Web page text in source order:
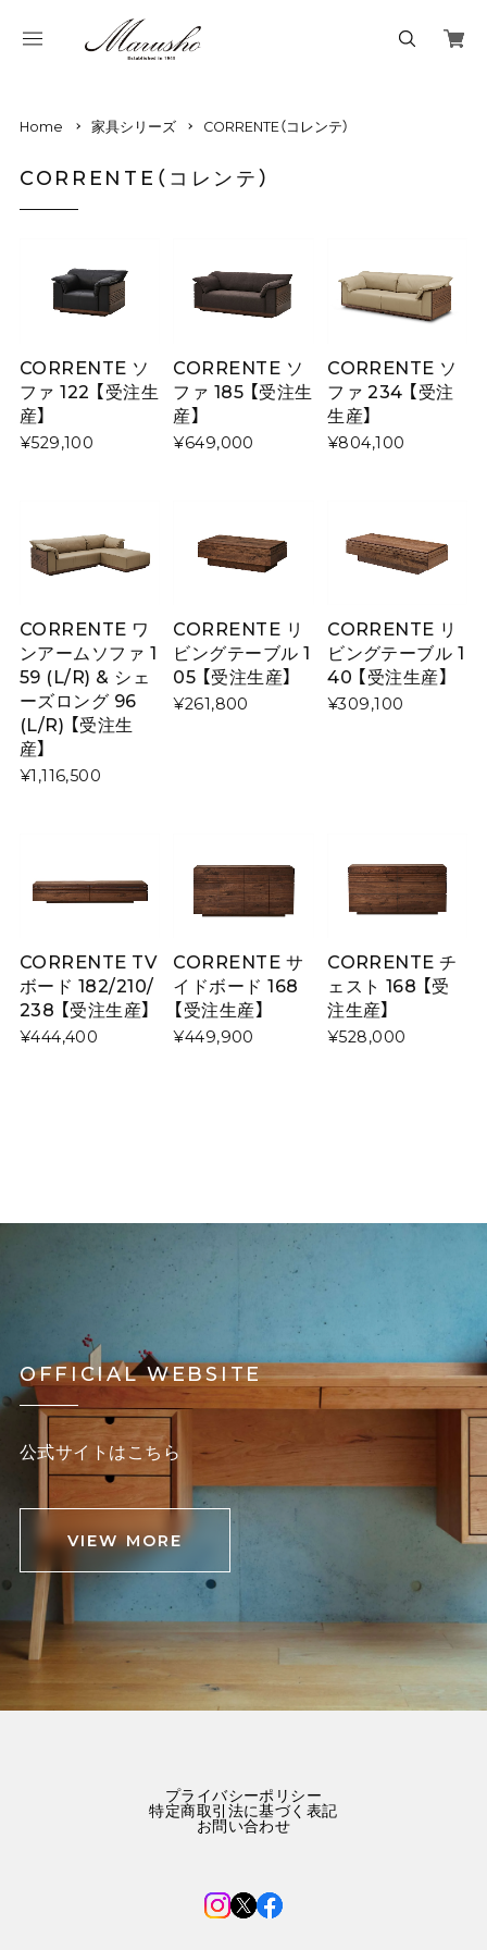
Home 家具シリーズ CORRENTE（コレンテ）
CORRENTE（コレンテ）
CORRENTE ソ
ファ 122 【受注生
産】
¥529,100
CORRENTE ソ
ファ 185 【受注生
産】
¥649,000
CORRENTE ソ
ファ 234 【受注
生産】
¥804,100
CORRENTE ワ
ンアームソファ 1
59 (L/R) & シェ
ーズロング 96
(L/R) 【受注生
産】
¥1,116,500
CORRENTE リ
ビングテーブル 1
05 【受注生産】
¥261,800
CORRENTE リ
ビングテーブル 1
40 【受注生産】
¥309,100
CORRENTE TV
ボード 182/210/
238 【受注生産】
¥444,400
CORRENTE サ
イドボード 168
【受注生産】
¥449,900
CORRENTE チ
ェスト 168 【受
注生産】
¥528,000
OFFICIAL WEBSITE
公式サイトはこちら
VIEW MORE
プライバシーポリシー
特定商取引法に基づく表記
お問い合わせ